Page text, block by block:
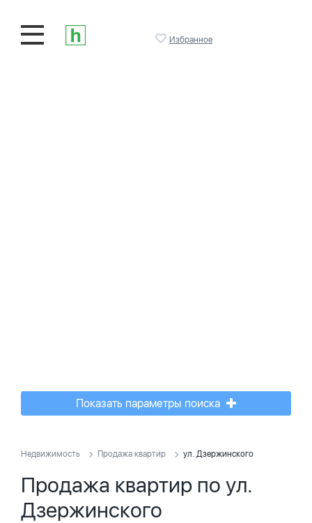
Избранное
Показать параметры поиска
Недвижимость Продажа квартир ул. Дзержинского
Продажа квартир по ул.
Дзержинского